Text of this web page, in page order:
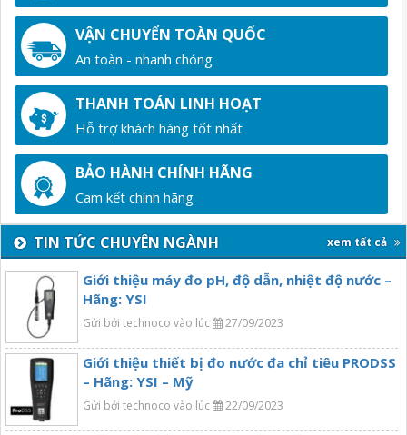
VẬN CHUYỂN TOÀN QUỐC
An toàn - nhanh chóng
THANH TOÁN LINH HOẠT
Hỗ trợ khách hàng tốt nhất
BẢO HÀNH CHÍNH HÃNG
Cam kết chính hãng
TIN TỨC CHUYÊN NGÀNH xem tất cả
Giới thiệu máy đo pH, độ dẫn, nhiệt độ nước –
Hãng: YSI
Gửi bởi technoco vào lúc 27/09/2023
Giới thiệu thiết bị đo nước đa chỉ tiêu PRODSS
– Hãng: YSI – Mỹ
Gửi bởi technoco vào lúc 22/09/2023